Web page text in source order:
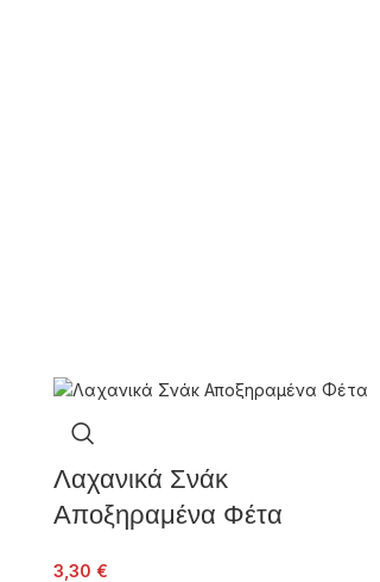
Λαχανικά Σνάκ
Αποξηραμένα Φέτα
3,30 €